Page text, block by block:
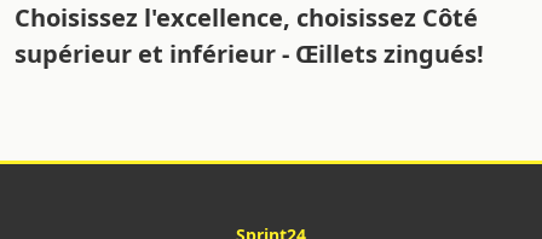
Choisissez l'excellence, choisissez Côté
supérieur et inférieur - Œillets zingués!
Sprint24